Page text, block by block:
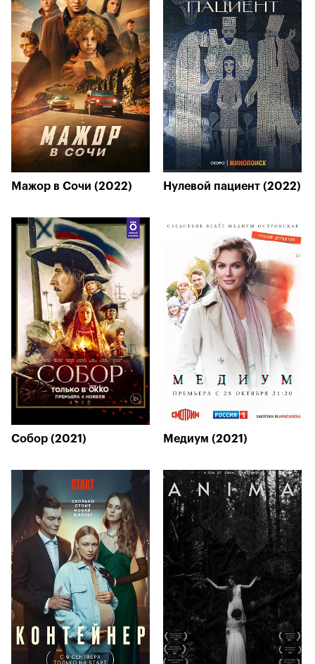
Мажор в Сочи (2022) Нулевой пациент (2022)
Собор (2021) Медиум (2021)